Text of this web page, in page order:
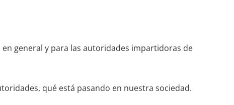
general y para las autoridades impartidoras de
qué está pasando en nuestra sociedad.